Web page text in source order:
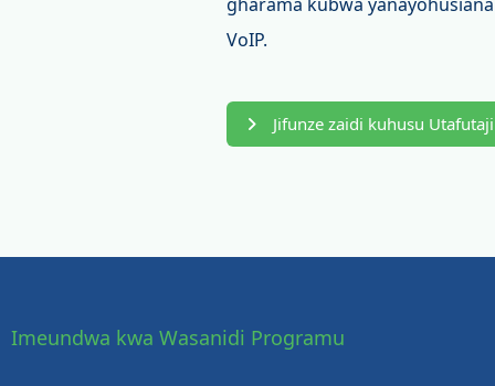
VoIP.
Jifunze zaidi kuhusu
Imeundwa kwa Wasanidi Programu